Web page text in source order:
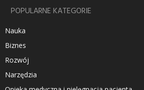
POPULARNE KATEGORIE
Nauka
Biznes
Rozwój
Narzędzia